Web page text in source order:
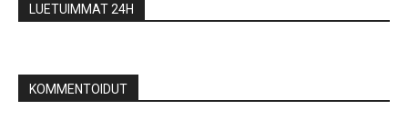
LUETUIMMAT 24H
KOMMENTOIDUT